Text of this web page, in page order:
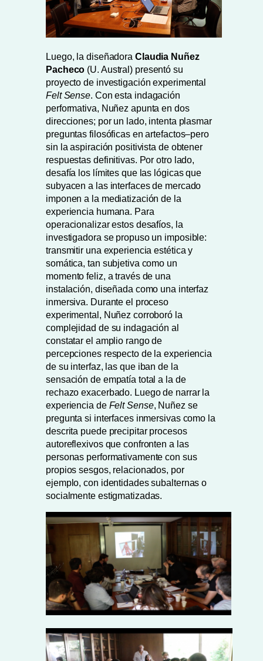
Luego, la diseñadora Claudia Nuñez
Pacheco (U. Austral) presentó su
proyecto de investigación experimental
Felt Sense. Con esta indagación
performativa, Nuñez apunta en dos
direcciones; por un lado, intenta plasmar
preguntas filosóficas en artefactos–pero
sin la aspiración positivista de obtener
respuestas definitivas. Por otro lado,
desafía los límites que las lógicas que
subyacen a las interfaces de mercado
imponen a la mediatización de la
experiencia humana. Para
operacionalizar estos desafíos, la
investigadora se propuso un imposible:
transmitir una experiencia estética y
somática, tan subjetiva como un
momento feliz, a través de una
instalación, diseñada como una interfaz
inmersiva. Durante el proceso
experimental, Nuñez corroboró la
complejidad de su indagación al
constatar el amplio rango de
percepciones respecto de la experiencia
de su interfaz, las que iban de la
sensación de empatía total a la de
rechazo exacerbado. Luego de narrar la
experiencia de Felt Sense, Nuñez se
pregunta si interfaces inmersivas como la
descrita puede precipitar procesos
autoreflexivos que confronten a las
personas performativamente con sus
propios sesgos, relacionados, por
ejemplo, con identidades subalternas o
socialmente estigmatizadas.